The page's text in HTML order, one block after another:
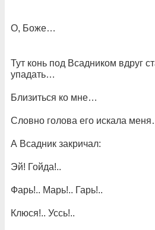
О, Боже…
Тут конь под Всадником вдруг
упадать…
Близиться ко мне…
Словно голова его искала
А Всадник закричал:
Эй! Гойда!..
Фарь!.. Марь!.. Гарь!..
Клюся!.. Уссь!..